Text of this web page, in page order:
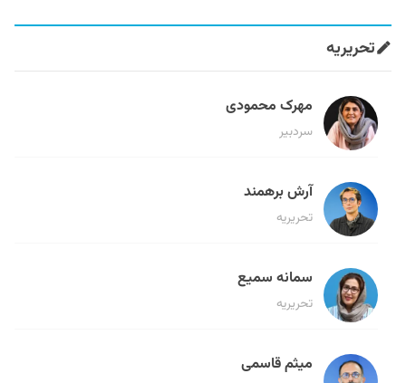
تحریریه
مهرک محمودی
سردبیر
آرش برهمند
تحریریه
سمانه سمیع
تحریریه
میثم قاسمی